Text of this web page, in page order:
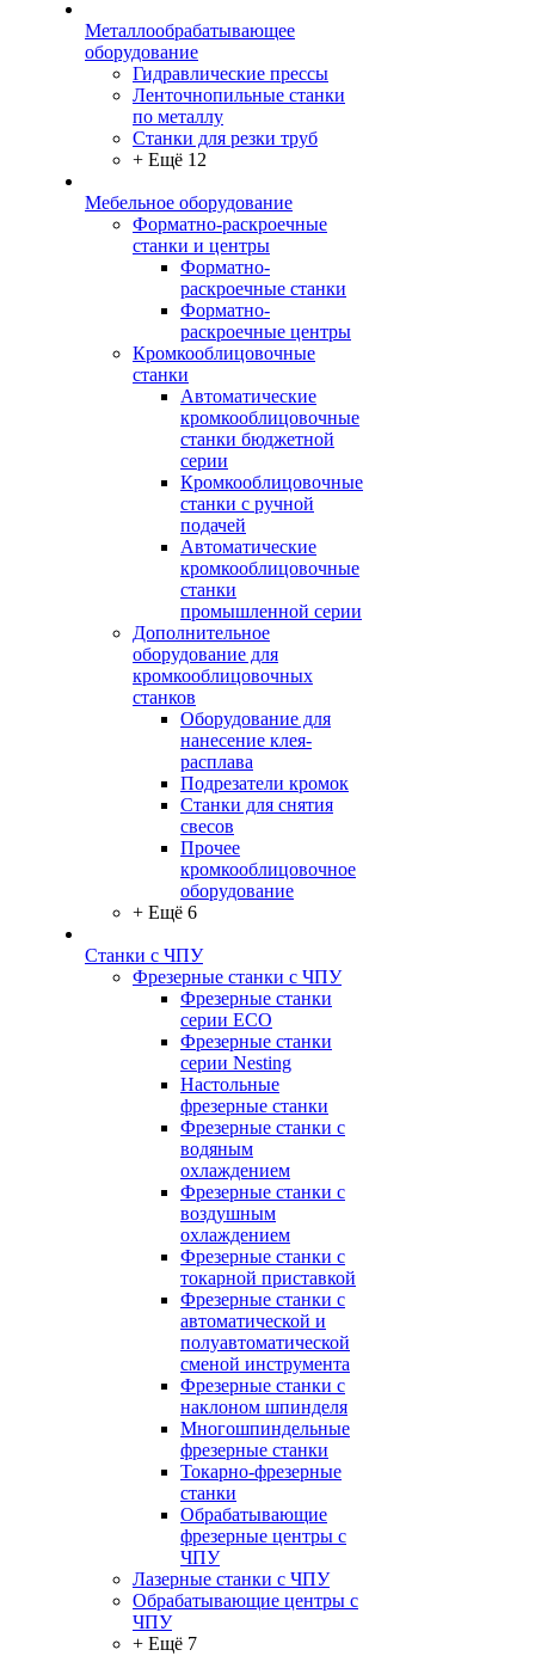
Металлообрабатывающее
оборудование
Гидравлические прессы
Ленточнопильные станки
по металлу
Станки для резки труб
+ Ещё 12
Мебельное оборудование
Форматно-раскроечные
станки и центры
Форматно-
раскроечные станки
Форматно-
раскроечные центры
Кромкооблицовочные
станки
Автоматические
кромкооблицовочные
станки бюджетной
серии
Кромкооблицовочные
станки с ручной
подачей
Автоматические
кромкооблицовочные
станки
промышленной серии
Дополнительное
оборудование для
кромкооблицовочных
станков
Оборудование для
нанесение клея-
расплава
Подрезатели кромок
Станки для снятия
свесов
Прочее
кромкооблицовочное
оборудование
+ Ещё 6
Станки с ЧПУ
Фрезерные станки с ЧПУ
Фрезерные станки
серии ECO
Фрезерные станки
серии Nesting
Настольные
фрезерные станки
Фрезерные станки с
водяным
охлаждением
Фрезерные станки с
воздушным
охлаждением
Фрезерные станки с
токарной приставкой
Фрезерные станки с
автоматической и
полуавтоматической
сменой инструмента
Фрезерные станки с
наклоном шпинделя
Многошпиндельные
фрезерные станки
Токарно-фрезерные
станки
Обрабатывающие
фрезерные центры с
ЧПУ
Лазерные станки с ЧПУ
Обрабатывающие центры с
ЧПУ
+ Ещё 7